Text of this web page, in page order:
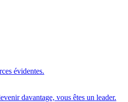
évidentes.
davantage, vous êtes un leader.